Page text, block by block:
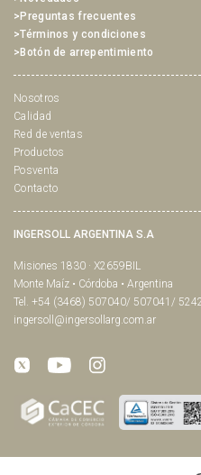
>Preguntas frecuentes
>Términos y condiciones
>Botón de arrepentimiento
Nosotros
Calidad
Red de ventas
Productos
Posventa
Contacto
INGERSOLL ARGENTINA S.A
Misiones 1830 · X2659BIL
Monte Maíz • Córdoba • Argentina
Tel. +54 (3468) 507040/ 507041/
ingersoll@ingersollarg.com.ar